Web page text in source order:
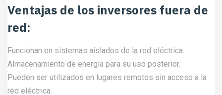
Ventajas de los inversores fuera de
red:
Funcionan en sistemas aislados de la red eléctrica.
Almacenamiento de energía para su uso posterior.
Pueden ser utilizados en lugares remotos sin acceso a la
red eléctrica.